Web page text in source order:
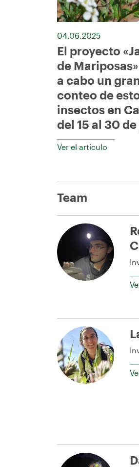
04.06.2025
El proyecto
de
a cabo un
conteo de
insectos en
del 15 al 30
Ver el artículo
Team